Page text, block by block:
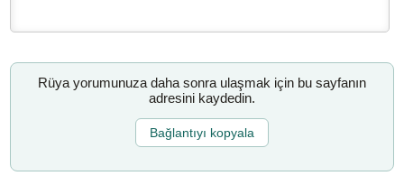
Rüya yorumunuza daha sonra ulaşmak için bu sayfanın
adresini kaydedin.
Bağlantıyı kopyala